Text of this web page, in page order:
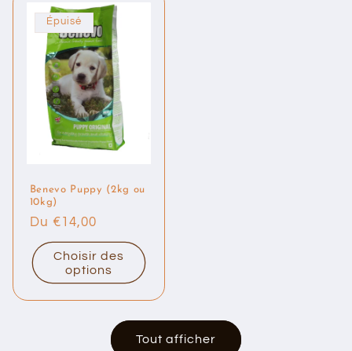
Épuisé
Benevo Puppy (2kg ou
10kg)
Prix
habituel
Du €14,00
Choisir des
options
Tout afficher